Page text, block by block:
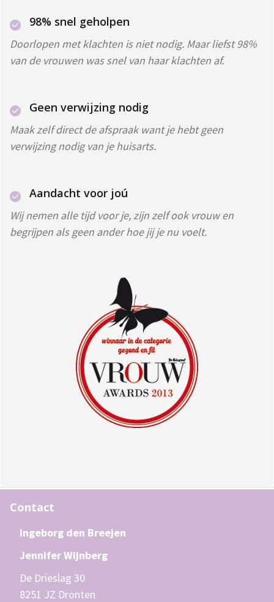
98% snel geholpen
Doorlopen met klachten is niet nodig. Maar liefst 98%
van de vrouwen was snel van haar klachten af.
Geen verwijzing nodig
Maak zelf direct de afspraak want je hebt geen
verwijzing nodig van je huisarts.
Aandacht voor joú
Wij nemen alle tijd voor je, zijn zelf ook vrouw en
begrijpen als geen ander hoe jij je nu voelt.
Contact
Ingeborg den Breejen
Jennifer Wijnberg
De Drieslag 30
8251 JZ Dronten